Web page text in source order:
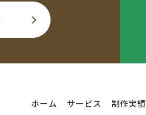
ホーム サービス 制作実績